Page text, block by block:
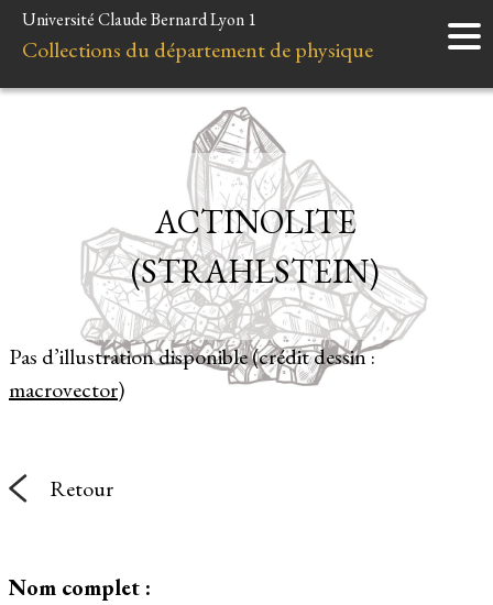
Accueil
Instruments
Liens et ressources
Université Claude Bernard Lyon 1
Collections du département de physique
Pas d’illustration disponible (crédit dessin :
macrovector)
ACTINOLITE
(STRAHLSTEIN)
Retour
Nom complet :